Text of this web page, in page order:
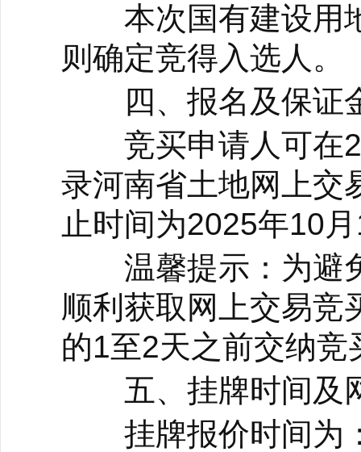
本次国有建设用地
则确定竞得入选人。
四、报名及保证
竞买申请人可在
录河南省土地网上交
止时间为2025年10
温馨提示：为避免
顺利获取网上交易竞
的1至2天之前交纳竞
五、挂牌时间及
挂牌报价时间为